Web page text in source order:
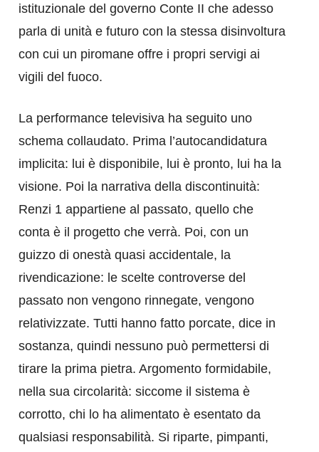
istituzionale del governo Conte II che adesso
parla di unità e futuro con la stessa disinvoltura
con cui un piromane offre i propri servigi ai
vigili del fuoco.
La performance televisiva ha seguito uno
schema collaudato. Prima l’autocandidatura
implicita: lui è disponibile, lui è pronto, lui ha la
visione. Poi la narrativa della discontinuità:
Renzi 1 appartiene al passato, quello che
conta è il progetto che verrà. Poi, con un
guizzo di onestà quasi accidentale, la
rivendicazione: le scelte controverse del
passato non vengono rinnegate, vengono
relativizzate. Tutti hanno fatto porcate, dice in
sostanza, quindi nessuno può permettersi di
tirare la prima pietra. Argomento formidabile,
nella sua circolarità: siccome il sistema è
corrotto, chi lo ha alimentato è esentato da
qualsiasi responsabilità. Si riparte, pimpanti,